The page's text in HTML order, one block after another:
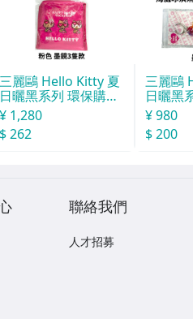
三麗鷗 Hello Kitty 夏
日曬黑系列 環保購物
袋（M）
¥ 1,280
$ 262
三麗鷗
日曬黑
圈
¥ 980
$ 200
聯絡我們
人才招募